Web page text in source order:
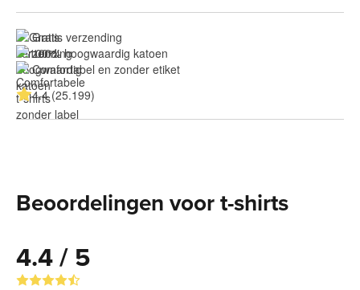
Gratis verzending
100% hoogwaardig katoen
Comfortabel en zonder etiket
4.4 (25.199)
Beoordelingen voor t-shirts
4.4 / 5